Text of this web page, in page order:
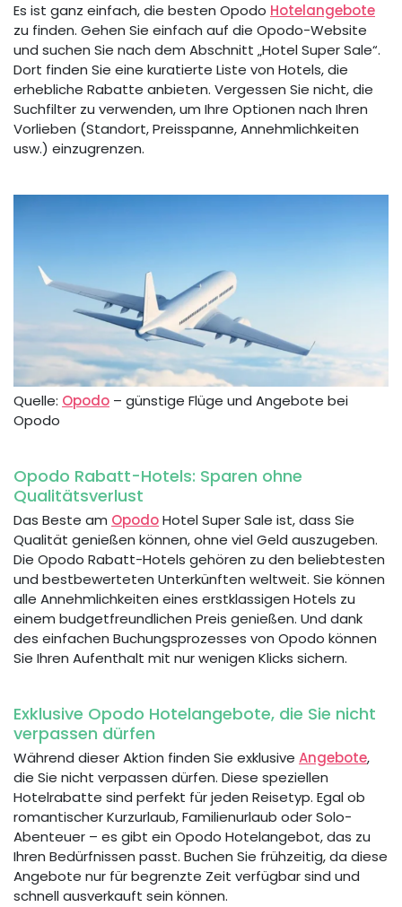
Es ist ganz einfach, die besten Opodo Hotelangebote
zu finden. Gehen Sie einfach auf die Opodo-Website
und suchen Sie nach dem Abschnitt „Hotel Super Sale“.
Dort finden Sie eine kuratierte Liste von Hotels, die
erhebliche Rabatte anbieten. Vergessen Sie nicht, die
Suchfilter zu verwenden, um Ihre Optionen nach Ihren
Vorlieben (Standort, Preisspanne, Annehmlichkeiten
usw.) einzugrenzen.
Quelle: Opodo – günstige Flüge und Angebote bei
Opodo
Opodo Rabatt-Hotels: Sparen ohne
Qualitätsverlust
Das Beste am OpodoHotel Super Sale ist, dass Sie
Qualität genießen können, ohne viel Geld auszugeben.
Die Opodo Rabatt-Hotels gehören zu den beliebtesten
und bestbewerteten Unterkünften weltweit. Sie können
alle Annehmlichkeiten eines erstklassigen Hotels zu
einem budgetfreundlichen Preis genießen. Und dank
des einfachen Buchungsprozesses von Opodo können
Sie Ihren Aufenthalt mit nur wenigen Klicks sichern.
Exklusive Opodo Hotelangebote, die Sie nicht
verpassen dürfen
Während dieser Aktion finden Sie exklusive Angebote,
die Sie nicht verpassen dürfen. Diese speziellen
Hotelrabatte sind perfekt für jeden Reisetyp. Egal ob
romantischer Kurzurlaub, Familienurlaub oder Solo-
Abenteuer – es gibt ein Opodo Hotelangebot, das zu
Ihren Bedürfnissen passt. Buchen Sie frühzeitig, da diese
Angebote nur für begrenzte Zeit verfügbar sind und
schnell ausverkauft sein können.